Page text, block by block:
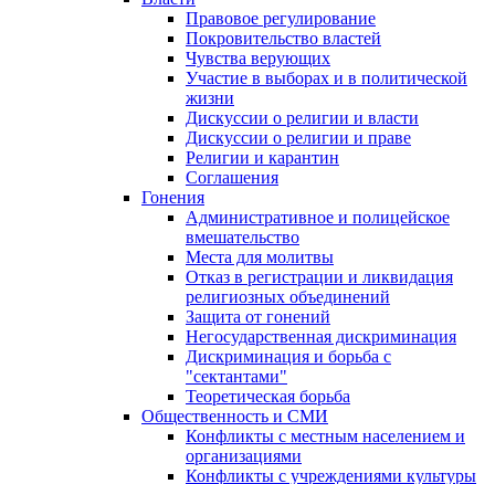
Правовое регулирование
Покровительство властей
Чувства верующих
Участие в выборах и в политической
жизни
Дискуссии о религии и власти
Дискуссии о религии и праве
Религии и карантин
Соглашения
Гонения
Административное и полицейское
вмешательство
Места для молитвы
Отказ в регистрации и ликвидация
религиозных объединений
Защита от гонений
Негосударственная дискриминация
Дискриминация и борьба с
"сектантами"
Теоретическая борьба
Общественность и СМИ
Конфликты с местным населением и
организациями
Конфликты с учреждениями культуры